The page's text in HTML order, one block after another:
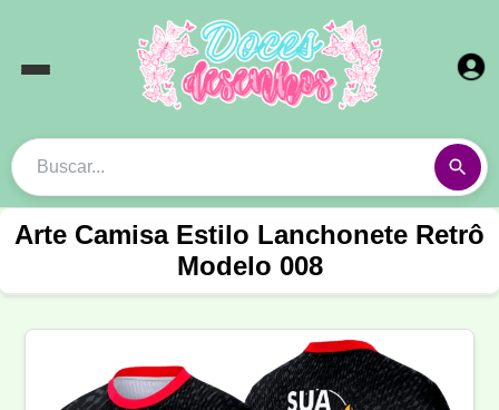
Arte Camisa Estilo Lanchonete Retrô
Modelo 008